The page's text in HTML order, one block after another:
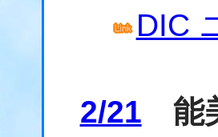
DIC
2/21 能